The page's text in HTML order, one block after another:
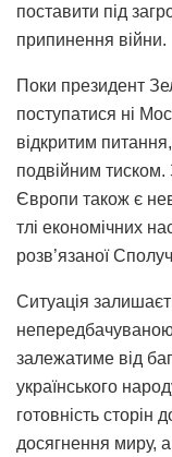
поставити під
припинення війни.
Поки президент
поступатися ні
відкритим
подвійним
Європи також є
тлі економічних
розв’язаної
Ситуація
залежатиме від
українського
готовність сторін
досягнення миру, а